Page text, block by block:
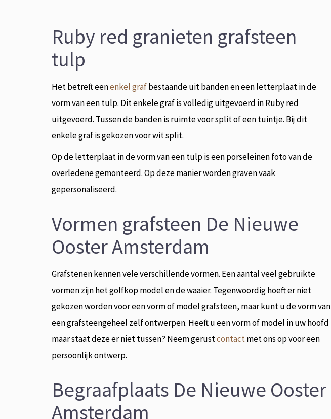
Ruby red granieten grafsteen
tulp
Het betreft eenenkel grafbestaande uit banden en een letterplaat in de
vorm van een tulp. Dit enkele graf is volledig uitgevoerd in Ruby red
uitgevoerd. Tussen de banden is ruimte voor split of een tuintje. Bij dit
enkele graf is gekozen voor wit split.
Op de letterplaat in de vorm van een tulp is een porseleinen foto van de
overledene gemonteerd. Op deze manier worden graven vaak
gepersonaliseerd.
Vormen grafsteen De Nieuwe
Ooster Amsterdam
Grafstenen kennen vele verschillende vormen. Een aantal veel gebruikte
vormen zijn het golfkop model en de waaier. Tegenwoordig hoeft er niet
gekozen worden voor een vorm of model grafsteen, maar kunt u de vorm van
een grafsteengeheel zelf ontwerpen. Heeft u een vorm of model in uw hoofd
maar staat deze er niet tussen? Neem gerustcontactmet ons op voor een
persoonlijk ontwerp.
Begraafplaats De Nieuwe Ooster
Amsterdam